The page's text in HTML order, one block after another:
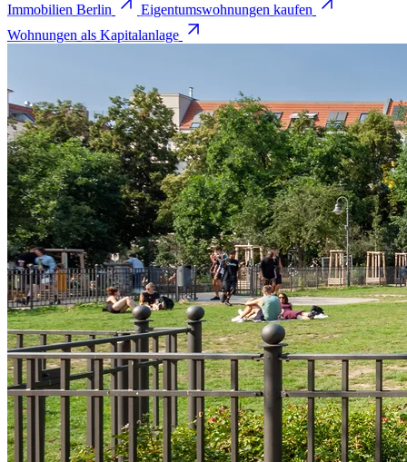
Immobilien Berlin
Eigentumswohnungen kaufen
Wohnungen als Kapitalanlage